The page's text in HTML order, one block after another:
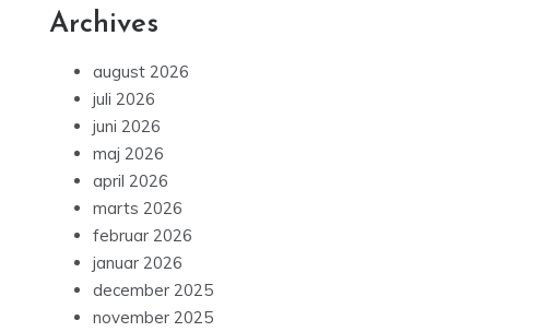
Archives
august 2026
juli 2026
juni 2026
maj 2026
april 2026
marts 2026
februar 2026
januar 2026
december 2025
november 2025